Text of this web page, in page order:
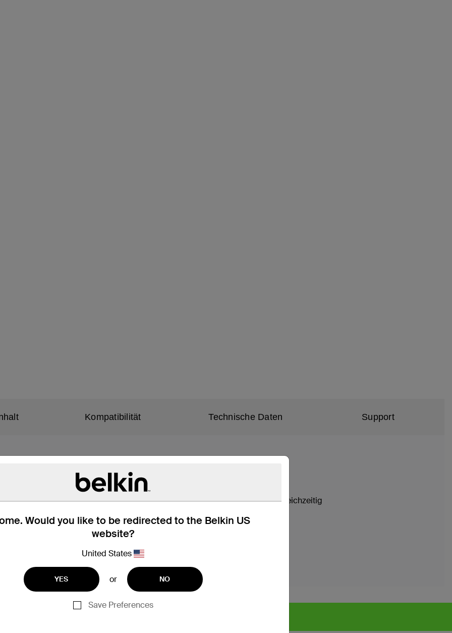
Would you like to be redirected to the Belkin US
website?
United States
YES or NO
Save Preferences
Kompatibilität Technische Daten Support
effizienten Laden
ein USB-A-Anschluss ermöglichen das Aufladen von bis zu drei Geräten gleichzeitig
und Komfort
immer im Blick
Ihrer Geräte